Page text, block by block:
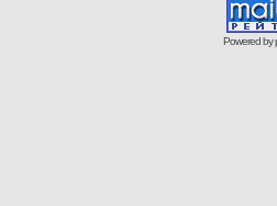
Powered by